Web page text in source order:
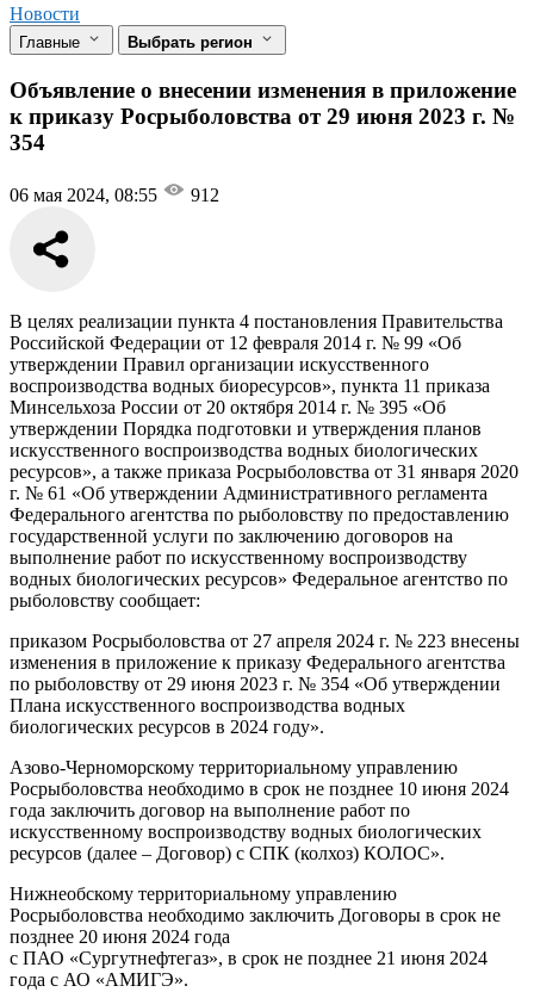
Новости
Главные Выбрать регион
Объявление о внесении изменения в приложение
к приказу Росрыболовства от 29 июня 2023 г. №
354
06 мая 2024, 08:55 912
В целях реализации пункта 4 постановления Правительства
Российской Федерации от 12 февраля 2014 г. № 99 «Об
утверждении Правил организации искусственного
воспроизводства водных биоресурсов», пункта 11 приказа
Минсельхоза России от 20 октября 2014 г. № 395 «Об
утверждении Порядка подготовки и утверждения планов
искусственного воспроизводства водных биологических
ресурсов», а также приказа Росрыболовства от 31 января 2020
г. № 61 «Об утверждении Административного регламента
Федерального агентства по рыболовству по предоставлению
государственной услуги по заключению договоров на
выполнение работ по искусственному воспроизводству
водных биологических ресурсов» Федеральное агентство по
рыболовству сообщает:
приказом Росрыболовства от 27 апреля 2024 г. № 223 внесены
изменения в приложение к приказу Федерального агентства
по рыболовству от 29 июня 2023 г. № 354 «Об утверждении
Плана искусственного воспроизводства водных
биологических ресурсов в 2024 году».
Азово-Черноморскому территориальному управлению
Росрыболовства необходимо в срок не позднее 10 июня 2024
года заключить договор на выполнение работ по
искусственному воспроизводству водных биологических
ресурсов (далее – Договор) с СПК (колхоз) КОЛОС».
Нижнеобскому территориальному управлению
Росрыболовства необходимо заключить Договоры в срок не
позднее 20 июня 2024 года
с ПАО «Сургутнефтегаз», в срок не позднее 21 июня 2024
года с АО «АМИГЭ».